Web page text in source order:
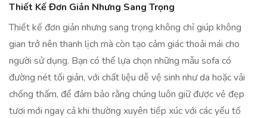
Thiết Kế Đơn Giản Nhưng Sang Trọng
Thiết kế đơn giản nhưng sang trọng không chỉ giúp không
gian trở nên thanh lịch mà còn tạo cảm giác thoải mái cho
người sử dụng. Bạn có thể lựa chọn những mẫu sofa có
đường nét tối giản, với chất liệu dễ vệ sinh như da hoặc vải
chống thấm, để đảm bảo rằng chúng luôn giữ được vẻ đẹp
tươi mới ngay cả khi thường xuyên tiếp xúc với các yếu tố